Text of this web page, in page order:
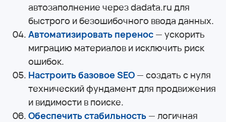
автозаполнение через dadata.ru для
быстрого и безошибочного ввода данных.
Автоматизировать перенос — ускорить
миграцию материалов и исключить риск
ошибок.
Настроить базовое SEO — создать с нуля
технический фундамент для продвижения
и видимости в поиске.
Обеспечить стабильность — логичная